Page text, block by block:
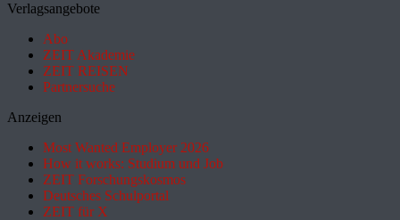
Verlagsangebote
Abo
ZEIT Akademie
ZEIT REISEN
Partnersuche
Anzeigen
Most Wanted Employer 2026
How it works: Studium und Job
ZEIT Forschungskosmos
Deutsches Schulportal
ZEIT für X